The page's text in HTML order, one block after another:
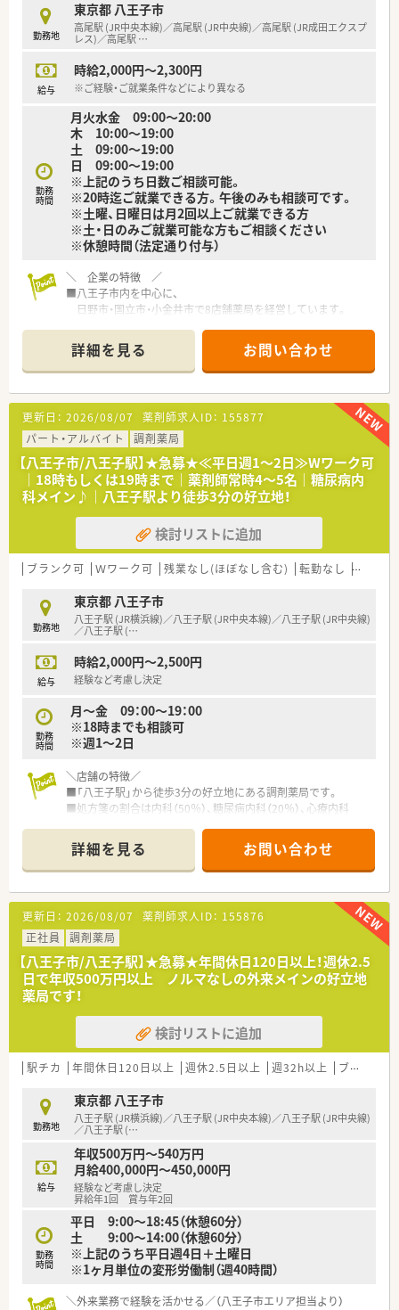
■「地域密着型の薬局で働きたい」という方にオススメです。
勤務地
東京都 八王子市
高尾駅 (JR中央本線)／高尾駅 (JR中央線)／高尾駅 (JR成田エクスプ
レス)／高尾駅 …
給与
時給2,000円～2,300円
※ご経験・ご就業条件などにより異なる
勤務
時間
月火水金 09:00～20:00
木 10:00～19:00
土 09:00～19:00
日 09:00～19:00
※上記のうち日数ご相談可能。
※20時迄ご就業できる方。午後のみも相談可です。
※土曜、日曜日は月2回以上ご就業できる方
※土・日のみご就業可能な方もご相談ください
※休憩時間（法定通り付与）
＼ 企業の特徴 ／
■八王子市内を中心に、
日野市・国立市・小金井市で8店舗薬局を経営しています。
■幅広い年齢層の社員が活躍しており、腰を据えて長く働ける環
境です。
■助け合う社風の為、お休みも融通が利きやすく職場環境です。
■トップダウンではなく、現場の意見を尊重して頂ける企業で
す。
詳細を見る お問い合わせ
更新日： 2026/08/07 薬剤師求人ID： 155877
パート・アルバイト
調剤薬局
【八王子市/八王子駅】★急募★≪平日週1～2日≫Wワーク可
｜18時もしくは19時まで｜薬剤師常時4～5名｜糖尿病内
科メイン♪｜八王子駅より徒歩3分の好立地！
検討リストに追加
ブランク可 Ｗワーク可 残業なし(ほぼなし含む) 転勤なし 扶養内
勤務地
東京都 八王子市
八王子駅 (JR横浜線)／八王子駅 (JR中央本線)／八王子駅 (JR中央線)
／八王子駅 (…
給与
時給2,000円～2,500円
経験など考慮し決定
勤務
時間
月～金 09：00～19：00
※18時までも相談可
※週1～2日
＼店舗の特徴／
■「八王子駅」から徒歩3分の好立地にある調剤薬局です。
■処方箋の割合は内科（50％）、糖尿病内科（20％）、心療内科
一日の枚数は80枚程で、薬剤師さん常時4～5名で対応されてい
ます。
■時間毎に調剤・監査・投薬と役割分担をしています。
■薬剤師は全員女性で20代～60代の方々が活躍されています。
管理薬剤師様はとても責任感のある方で、周囲からの信頼も厚
い方です。
■在宅は1件のみ。
他担当者が対応しているため、皆様には外来対応をお願いしま
す。
■ビル1階に店舗があり、2回は休憩室となっています。
■ノルマございません！
■外来で活躍したいという方にオススメです。
■調剤室がかなりコンパクトな為、調剤・監査・投薬と時間毎に役
割分担がなされています。
■グループ含め東京都をメインに、山梨県、滋賀県に計16店舗調
剤薬局を運営しています。
■地域に患者さまの身近な相談相手として、地域に密着した「か
かりつけ薬局」を目指しています。
■「かかりつけ」に対してノルマは設定されておらず、
必要な患者様に必要なサービスを提供するというスタンスで
す。
■大型店を持たず、門前クリニックと良い関係性を築きながら定
着率の高い安定経営をしております。
■数年に1店舗程度のペースで新規開局も行っています。
無理なく展開できるよう着実に運営されています。
■無理な異動は行わず、基本的には店舗ごとに採用を行っていま
詳細を見る お問い合わせ
更新日： 2026/08/07 薬剤師求人ID： 155876
正社員
調剤薬局
【八王子市/八王子駅】★急募★年間休日120日以上！週休2.5
日で年収500万円以上 ノルマなしの外来メインの好立地
薬局です！
検討リストに追加
駅チカ 年間休日120日以上 週休2.5日以上 週32h以上 ブランク可
勤務地
東京都 八王子市
八王子駅 (JR横浜線)／八王子駅 (JR中央本線)／八王子駅 (JR中央線)
／八王子駅 (…
給与
年収500万円～540万円
月給400,000円～450,000円
経験など考慮し決定
昇給年1回 賞与年2回
勤務
時間
平日 9:00～18:45（休憩60分）
土 9:00～14:00（休憩60分）
※上記のうち平日週4日＋土曜日
※1ヶ月単位の変形労働制（週40時間）
＼外来業務で経験を活かせる／（八王子市エリア担当より）